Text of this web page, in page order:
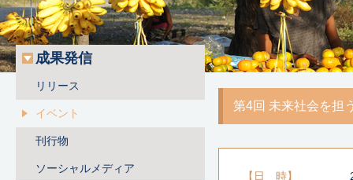
地球研のめざすもの
第4回 未来社会を担
日 時
成果発信
リリース
イベント
刊行物
ソーシャルメディア